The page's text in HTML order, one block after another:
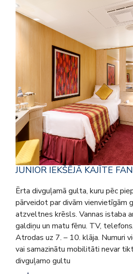
JUNIOR IEKŠĒJĀ KAJĪTE
Ērta divguļamā gulta, kuru pēc
pārveidot par divām vienvietīgām
atzveltnes krēsls. Vannas istaba
galdiņu un matu fēnu. TV,
Atrodas uz 7. – 10. klāja. Numuri
vai samazinātu mobilitāti nevar
divguļamo gultu